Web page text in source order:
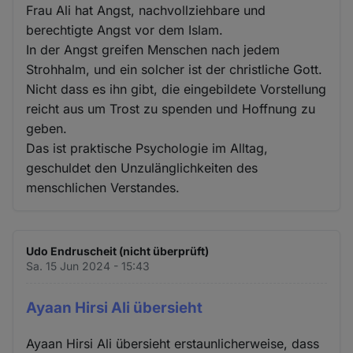
Frau Ali hat Angst, nachvollziehbare und
berechtigte Angst vor dem Islam.
In der Angst greifen Menschen nach jedem
Strohhalm, und ein solcher ist der christliche Gott.
Nicht dass es ihn gibt, die eingebildete Vorstellung
reicht aus um Trost zu spenden und Hoffnung zu
geben.
Das ist praktische Psychologie im Alltag,
geschuldet den Unzulänglichkeiten des
menschlichen Verstandes.
Udo Endruscheit (nicht überprüft)
Sa. 15 Jun 2024 - 15:43
Ayaan Hirsi Ali übersieht
Ayaan Hirsi Ali übersieht erstaunlicherweise, dass